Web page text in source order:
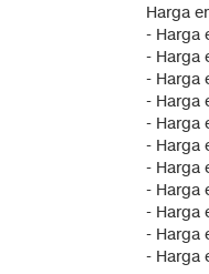
‎Harga
‎- Harga
‎- Harga
‎- Harga
‎- Harga
‎- Harga
‎- Harga
‎- Harga
‎- Harga
‎- Harga
‎- Harga
‎- Harga